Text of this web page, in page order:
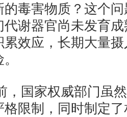
毒害物质？这个
谢器官尚未发育
效应，长期大量
，国家权威部门虽
限制，同时制定